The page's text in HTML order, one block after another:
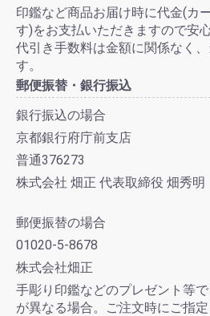
印鑑など商品お届け時に代金(カ
す)をお支払いただきますので安
代引き手数料は金額に関係なく
す。
郵便振替・銀行振込
銀行振込の場合
京都銀行府庁前支店
普通376273
株式会社 畑正 代表取締役 畑秀明
郵便振替の場合
01020-5-8678
株式会社畑正
手彫り印鑑などのプレゼント等
が異なる場合。ご注文時にご指